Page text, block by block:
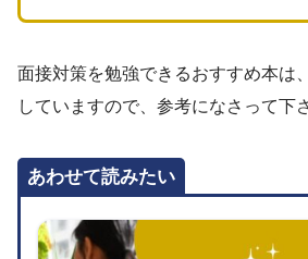
面接対策を勉強できるおすすめ本は
していますので、参考になさって下
あわせて読みたい